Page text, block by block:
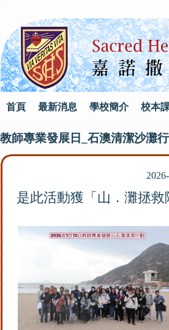
首頁 最新消息 學校簡介 校本
教師專業發展日_石澳清潔沙灘
是此活動獲「山．灘拯